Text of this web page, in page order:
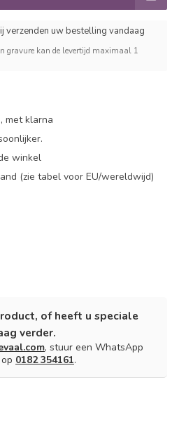
verzenden uw bestelling vandaag
gravure kan de levertijd maximaal 1
met klarna
winkel
(zie tabel voor EU/wereldwijd)
of heeft u speciale
verder.
, stuur een WhatsApp
0182 354161.